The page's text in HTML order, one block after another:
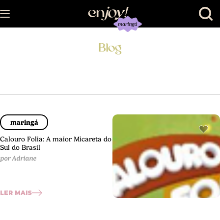
enjoy!
Blog
maringá
Calouro Folia: A maior Micareta do
Sul do Brasil
por Adriane
LER MAIS